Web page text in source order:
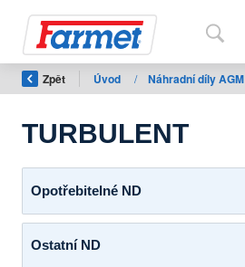
Zpět
na
shop
Zpět Úvod / Náhradní díly AGM
TURBULENT
Opotřebitelné ND
Ostatní ND